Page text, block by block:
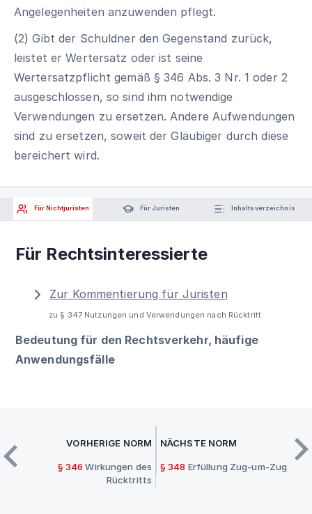
Angelegenheiten anzuwenden pflegt.
(2) Gibt der Schuldner den Gegenstand zurück,
leistet er Wertersatz oder ist seine
Wertersatzpflicht gemäß § 346 Abs. 3 Nr. 1 oder 2
ausgeschlossen, so sind ihm notwendige
Verwendungen zu ersetzen. Andere Aufwendungen
sind zu ersetzen, soweit der Gläubiger durch diese
bereichert wird.
Für Nichtjuristen Für Juristen Inhaltsverzeichnis
Für Rechtsinteressierte
Zur Kommentierung für Juristen
zu § 347 Nutzungen und Verwendungen nach Rücktritt
Bedeutung für den Rechtsverkehr, häufige
Anwendungsfälle
VORHERIGE NORM
§ 346 Wirkungen des
Rücktritts
NÄCHSTE NORM
§ 348 Erfüllung Zug-um-Zug